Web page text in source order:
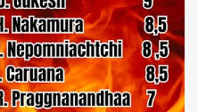
y curiosidades, algunas
de ellas, bastante tristes. En
algunas finales trágicos de
Empecemos por el único
José Raúl Capablanca (1888-